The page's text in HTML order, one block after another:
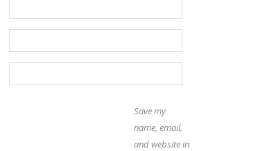
Save my
name, email,
and website in